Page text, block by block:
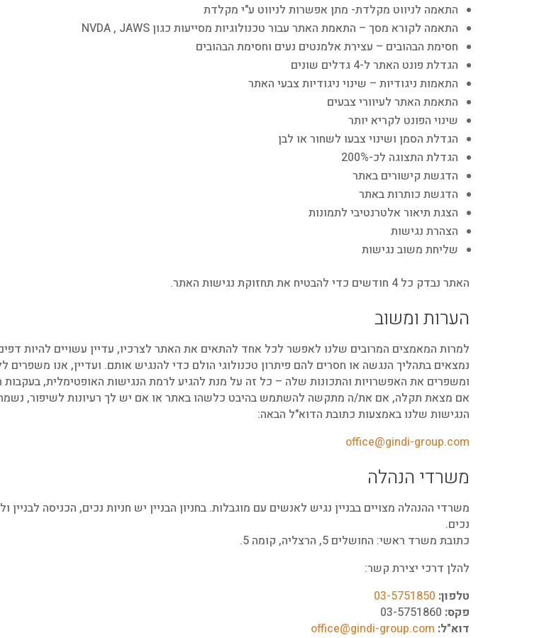
התאמה לניווט מקלדת- מתן אפשרות לניווט ע"י מקלדת
התאמה לקורא מסך – התאמת האתר עבור טכנולוגיות מסייעות כגון NVDA , JAWS
חסימת הבהובים – עצירת אלמנטים נעים וחסימת הבהובים
הגדלת פונט האתר ל-4 גדלים שונים
התאמות ניגודיות – שינוי ניגודיות צבעי האתר
התאמת האתר לעיוורי צבעים
שינוי הפונט לקריא יותר
הגדלת הסמן ושינוי צבעו לשחור או לבן
הגדלת התצוגה לכ-200%
הדגשת קישורים באתר
הדגשת כותרות באתר
הצגת תיאור אלטרנטיבי לתמונות
הצהרת נגישות
שליחת משוב נגישות
האתר נבדק כל 4 חודשים כדי להבטיח את תחזוקת נגישות האתר.
הערות ומשוב
למרות המאמצים המרובים שלנו לאפשר לכל אחד להתאים את האתר לצרכיו, עדיין עשויים להיות
נמצאים בתהליך הנגשה או חסרים להם פיתרון טכנולוגי הולם כדי להנגיש אותם. ועדיין, אנו
ומשפרים את האפשרויות והתכונות שלה – כל זה על מנת להגיע לרמת הנגישות האופטימלית, בעקבות
אם מצאת תקלה, אם את/ה מתקשה להשתמש בהיבט כלשהו באתר או אם יש לך רעיונות לשיפור,
הנגישות שלנו באמצעות כתובת הדוא"ל הבאה:
office@gindi-group.com
משרדי הנהלה
משרדי ההנהלה מצויים בבניין נגיש לאנשים עם מוגבלות. בחניון הבניין יש חניות נכים, הכניסה לבניין
נכים.
כתובת משרד ראשי: החושלים 5, הרצליה, קומה 5.
להלן דרכי יצירת קשר:
טלפון: 03-5751850
פקס:
דוא"ל: office@gindi-group.com